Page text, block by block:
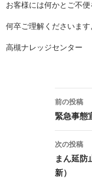
お客様には何かとご不便
何卒ご理解くださいます
高槻ナレッジセンター
前の投稿
緊急事態
次の投稿
まん延防
新）